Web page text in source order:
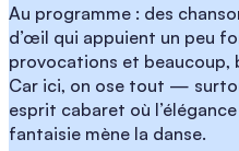
Au programme : des
d’œil qui appuient un peu
provocations et beaucoup,
Car ici, on ose tout —
esprit cabaret où
fantaisie mène la danse.